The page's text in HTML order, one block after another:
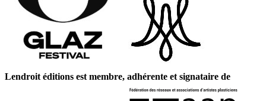
Lendroit éditions est membre, adhérente et signataire de